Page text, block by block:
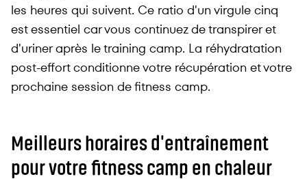
les heures qui suivent. Ce ratio d'un virgule cinq
est essentiel car vous continuez de transpirer et
d'uriner après le training camp. La réhydratation
post-effort conditionne votre récupération et votre
prochaine session de fitness camp.
Meilleurs horaires d'entraînement
pour votre fitness camp en chaleur